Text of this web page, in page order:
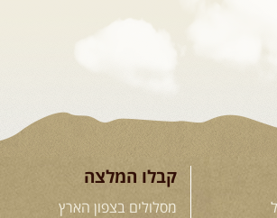
קבלו המלצה
מסלולים בצפון הארץ